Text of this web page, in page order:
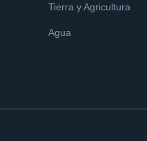
Tierra y Agricultura
Agua